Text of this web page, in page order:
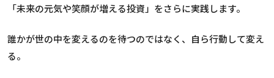
「未来の元気や笑顔が増える投資」をさらに実践します。
誰かが世の中を変えるのを待つのではなく、自ら行動して変え
る。